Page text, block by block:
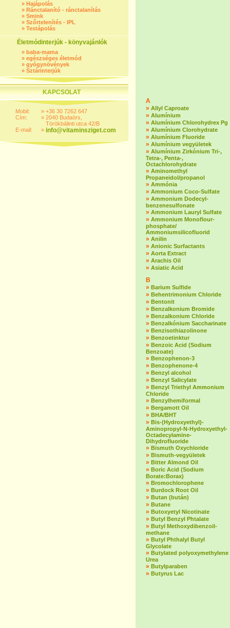
» Hajápolás
» Ránctalanító - ránctalanítás
» Smink
» Szőrtelenítés - IPL
» Testápolás
Életmódinterjúk - könyvajánlók
» baba-mama
» egészséges életmód
» gyógynövények
» Sztárinterjúk
KAPCSOLAT
Mobil:
Cím:
E-mail:
»
»
»
+36 30 7262 647
2040 Budaörs,
Törökbálinti utca 42/B
info@vitaminsziget.com
A
» Allyl Caproate
» Alumínium
» Alumínium Chlorohydrex Pg
» Alumínium Clorohydrate
» Alumínium Fluoride
» Alumínium vegyületek
» Alumínium Zirkónium Tri-,
Tetra-, Penta-,
Octachlorohydrate
» Aminomethyl
Propaneidol/propanol
» Ammónia
» Ammonium Coco-Sulfate
» Ammonium Dodecyl-
benzenesulfonate
» Ammonium Lauryl Sulfate
» Ammonium Monoflour-
phosphate/
Ammoniumsilicofluorid
» Anilin
» Anionic Surfactants
» Aorta Extract
» Arachis Oil
» Asiatic Acid
B
» Barium Sulfide
» Behentrimonium Chloride
» Bentonit
» Benzalkonium Bromide
» Benzalkonium Chloride
» Benzalkónium Saccharinate
» Benzisothiazolinone
» Benzoetinktur
» Benzoic Acid (Sodium
Benzoate)
» Benzophenon-3
» Benzophenone-4
» Benzyl alcohol
» Benzyl Salicylate
» Benzyl Triethyl Ammonium
Chloride
» Benzylhemiformal
» Bergamott Oil
» BHA/BHT
» Bis-(Hydroxyethyl)-
Aminopropyl-N-Hydroxyethyl-
Octadecylamine-
Dihydrofluoride
» Bismuth Oxychloride
» Bismuth-vegyületek
» Bitter Almond Oil
» Boric Acid (Sodium
Borate:Borax)
» Bromochlorophene
» Burdock Root Oil
» Butan (bután)
» Butane
» Butoxyetyl Nicotinate
» Butyl Benzyl Phtalate
» Butyl Methoxydibenzoil-
methane
» Butyl Phthalyl Butyl
Glycolate
» Butylated polyoxymethylene
Urea
» Butylparaben
» Butyrus Lac